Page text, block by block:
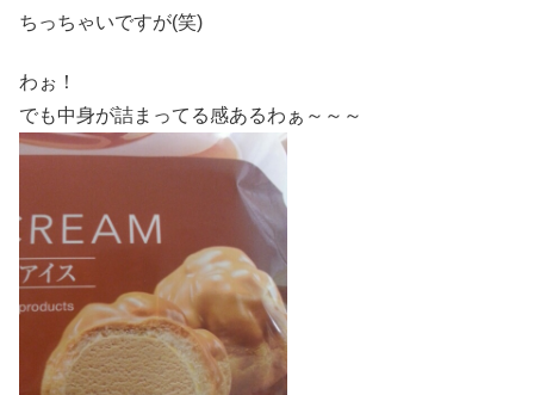
ちっちゃいですが(笑)
わぉ！
でも中身が詰まってる感あるわぁ～～～